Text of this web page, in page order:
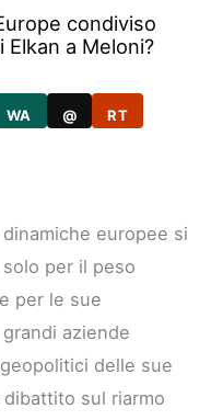
condiviso
a Meloni?
WA @ RT
europee si
per il peso
per le sue
aziende
delle sue
sul riarmo